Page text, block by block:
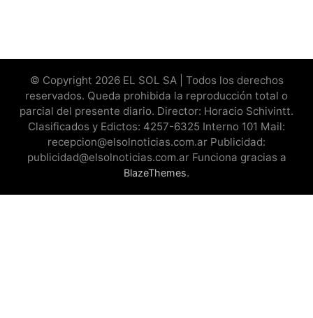
© Copyright 2026 EL SOL SA | Todos los derechos
reservados. Queda prohibida la reproducción total o
parcial del presente diario. Director: Horacio Schivintt.
Clasificados y Edictos: 4257-6325 Interno 101 Mail:
recepcion@elsolnoticias.com.ar Publicidad:
publicidad@elsolnoticias.com.ar Funciona gracias a
BlazeThemes.